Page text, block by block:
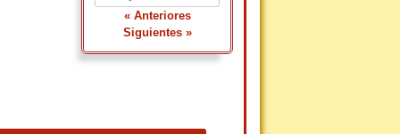
« Anteriores
Siguientes »